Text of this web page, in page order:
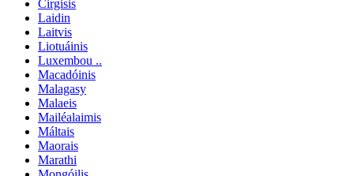
Cirgisis
Laidin
Laitvis
Liotuáinis
Luxembou ..
Macadóinis
Malagasy
Malaeis
Mailéalaimis
Máltais
Maorais
Marathi